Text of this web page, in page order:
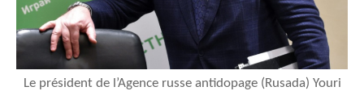
Le président de l’Agence russe antidopage (Rusada) Youri